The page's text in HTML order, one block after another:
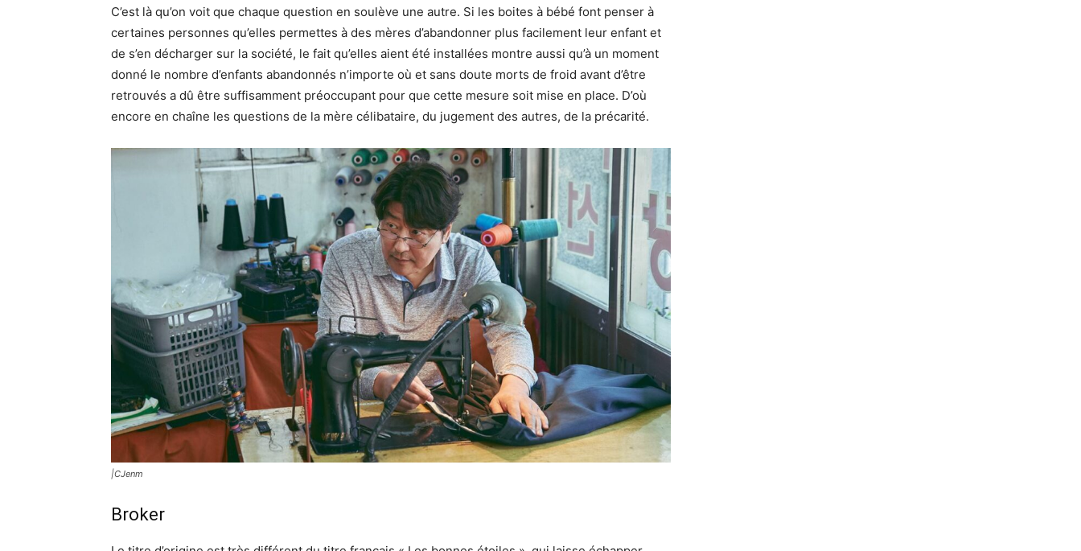
C’est là qu’on voit que chaque question en soulève une autre. Si les boites à bébé font penser à
certaines personnes qu’elles permettes à des mères d’abandonner plus facilement leur enfant et
de s’en décharger sur la société, le fait qu’elles aient été installées montre aussi qu’à un moment
donné le nombre d’enfants abandonnés n’importe où et sans doute morts de froid avant d’être
retrouvés a dû être suffisamment préoccupant pour que cette mesure soit mise en place. D’où
encore en chaîne les questions de la mère célibataire, du jugement des autres, de la précarité.
|CJenm
Broker